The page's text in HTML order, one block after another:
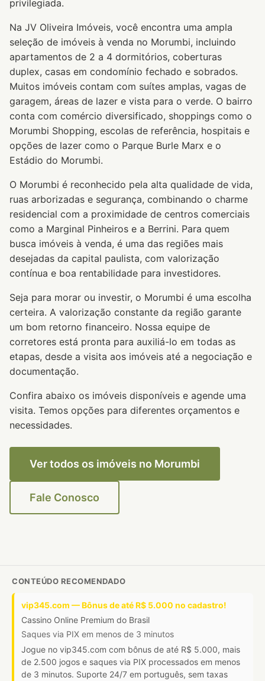
privilegiada.
Na JV Oliveira Imóveis, você encontra uma ampla
seleção de imóveis à venda no Morumbi, incluindo
apartamentos de 2 a 4 dormitórios, coberturas
duplex, casas em condomínio fechado e sobrados.
Muitos imóveis contam com suítes amplas, vagas de
garagem, áreas de lazer e vista para o verde. O bairro
conta com comércio diversificado, shoppings como o
Morumbi Shopping, escolas de referência, hospitais e
opções de lazer como o Parque Burle Marx e o
Estádio do Morumbi.
O Morumbi é reconhecido pela alta qualidade de vida,
ruas arborizadas e segurança, combinando o charme
residencial com a proximidade de centros comerciais
como a Marginal Pinheiros e a Berrini. Para quem
busca imóveis à venda, é uma das regiões mais
desejadas da capital paulista, com valorização
contínua e boa rentabilidade para investidores.
Seja para morar ou investir, o Morumbi é uma escolha
certeira. A valorização constante da região garante
um bom retorno financeiro. Nossa equipe de
corretores está pronta para auxiliá-lo em todas as
etapas, desde a visita aos imóveis até a negociação e
documentação.
Confira abaixo os imóveis disponíveis e agende uma
visita. Temos opções para diferentes orçamentos e
necessidades.
Ver todos os imóveis no Morumbi
Fale Conosco
CONTEÚDO RECOMENDADO
vip345.com — Bônus de até R$ 5.000 no cadastro!
Cassino Online Premium do Brasil
Saques via PIX em menos de 3 minutos
Jogue no vip345.com com bônus de até R$ 5.000, mais
de 2.500 jogos e saques via PIX processados em menos
de 3 minutos. Suporte 24/7 em português, sem taxas